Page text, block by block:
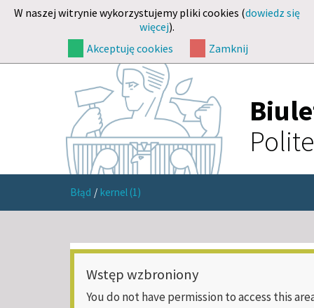
W naszej witrynie wykorzystujemy pliki cookies (dowiedz się
więcej).
Akceptuję cookies
Zamknij
Błąd / kernel (1)
Wstęp wzbroniony
You do not have permission to access this